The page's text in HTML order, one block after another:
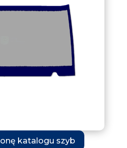
katalogu szyb